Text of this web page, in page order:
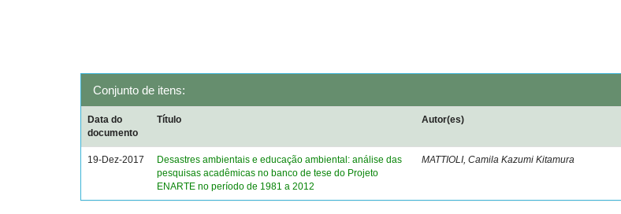
Conjunto de itens:
Data do
documento
Título Autor(es)
19-Dez-2017
Desastres ambientais e educação ambiental: análise das
pesquisas acadêmicas no banco de tese do Projeto
ENARTE no período de 1981 a 2012
MATTIOLI, Camila Kazumi Kitamura